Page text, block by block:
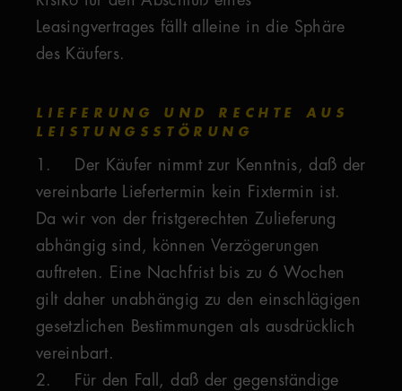
Leasingvertrages fällt alleine in die Sphäre
des Käufers.
LIEFERUNG UND RECHTE AUS
LEISTUNGSSTÖRUNG
1. Der Käufer nimmt zur Kenntnis, daß der
vereinbarte Liefertermin kein Fixtermin ist.
Da wir von der fristgerechten Zulieferung
abhängig sind, können Verzögerungen
auftreten. Eine Nachfrist bis zu 6 Wochen
gilt daher unabhängig zu den einschlägigen
gesetzlichen Bestimmungen als ausdrücklich
vereinbart.
2. Für den Fall, daß der gegenständige